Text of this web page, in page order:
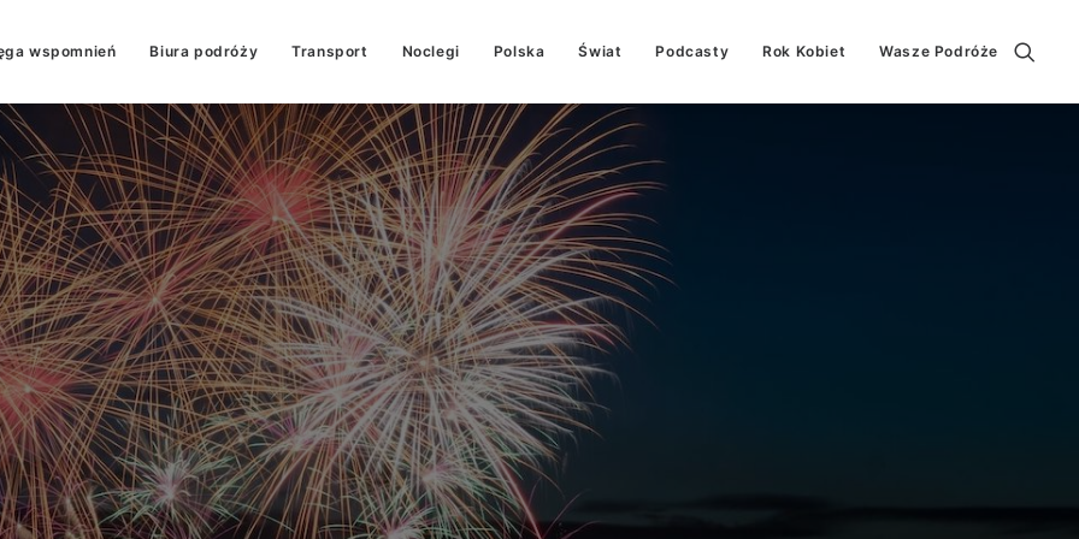
wspomnień Biura podróży Transport Noclegi Polska Świat Podcasty Rok Kobiet Wasze Podróże